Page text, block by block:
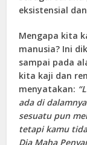
eksistensial
Mengapa kita
manusia? Ini
sampai pada
kita kaji dan
menyatakan:
ada di
sesuatu pun
tetapi kamu
Dia Maha